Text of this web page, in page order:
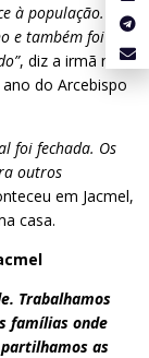
à população. Este
e também foi
, diz a irmã num
do Arcebispo
foi fechada. Os
outros
em Jacmel,
casa.
Trabalhamos
famílias onde
as